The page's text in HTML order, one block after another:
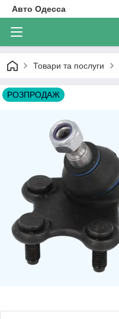
Авто Одесса
Товари та послуги
РОЗПРОДАЖ